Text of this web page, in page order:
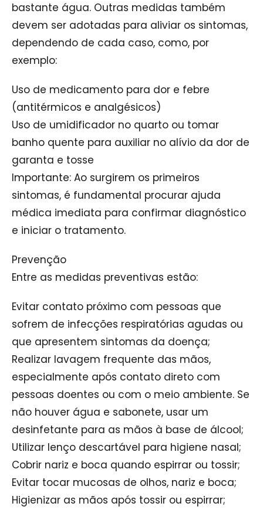
bastante água. Outras medidas também
devem ser adotadas para aliviar os sintomas,
dependendo de cada caso, como, por
exemplo:
Uso de medicamento para dor e febre
(antitérmicos e analgésicos)
Uso de umidificador no quarto ou tomar
banho quente para auxiliar no alívio da dor de
garanta e tosse
Importante: Ao surgirem os primeiros
sintomas, é fundamental procurar ajuda
médica imediata para confirmar diagnóstico
e iniciar o tratamento.
Prevenção
Entre as medidas preventivas estão:
Evitar contato próximo com pessoas que
sofrem de infecções respiratórias agudas ou
que apresentem sintomas da doença;
Realizar lavagem frequente das mãos,
especialmente após contato direto com
pessoas doentes ou com o meio ambiente. Se
não houver água e sabonete, usar um
desinfetante para as mãos à base de álcool;
Utilizar lenço descartável para higiene nasal;
Cobrir nariz e boca quando espirrar ou tossir;
Evitar tocar mucosas de olhos, nariz e boca;
Higienizar as mãos após tossir ou espirrar;